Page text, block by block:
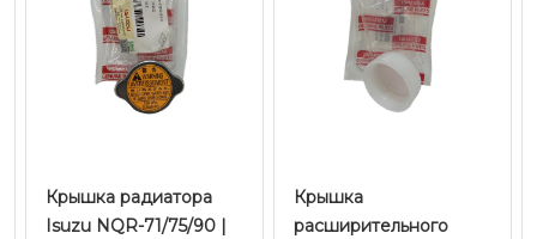
Крышка радиатора
Isuzu NQR-71/75/90 |
Крышка
расширительного